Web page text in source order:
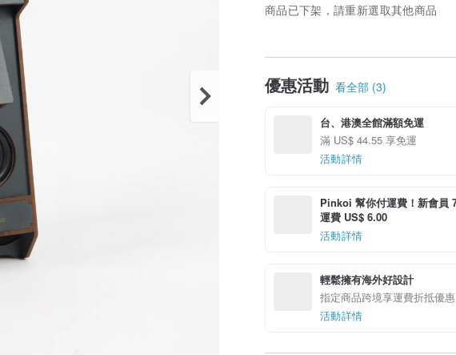
商品已下架，請重新選取其他商品
優惠活動 看全部 (3)
台、港澳全館滿額免運
滿 US$ 44.55 享免運
活動詳情
Pinkoi 幫你付運費！新會員
運費 US$ 6.00
活動詳情
輕鬆擁有海外好設計
指定商品跨境享運費折抵優惠
活動詳情